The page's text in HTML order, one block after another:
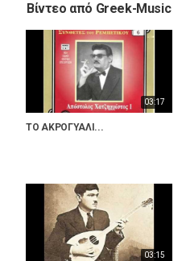
Βίντεο από Greek-Music
03:17
ΤΟ ΑΚΡΟΓΥΑΛΙ...
03:15